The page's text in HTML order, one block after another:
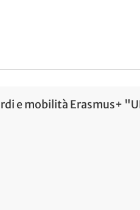
e mobilità Erasmus+